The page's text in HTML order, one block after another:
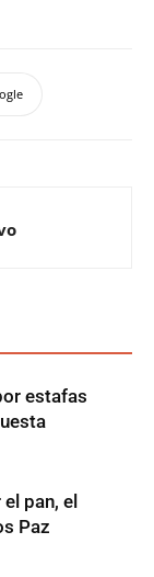
estafas
pan, el
Paz